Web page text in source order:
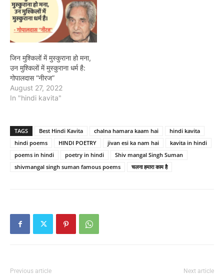
जिन मुश्किलों में मुस्कुराना हो मना,
उन मुश्किलों में मुस्कुराना धर्म है:
गोपालदास “नीरज”
August 27, 2022
In "hindi kavita"
TAGS Best Hindi Kavita chalna hamara kaam hai
hindi kavita
hindi poems
HINDI POETRY jivan esi ka nam hai
kavita in hindi
poems in hindi
poetry in hindi
Shiv mangal Singh Suman
shivmangal singh suman famous poems
चलना हमारा काम है
Previous article Next article